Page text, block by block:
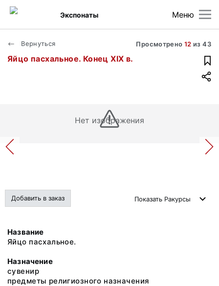
Меню
Экспонаты
Вернуться Просмотрено 12 из43
Яйцо пасхальное. Конец XIX в.
Нет изображения
Добавить в заказ Показать Ракурсы
Название
Яйцо пасхальное.
Назначение
сувенир
предметы религиозного назначения